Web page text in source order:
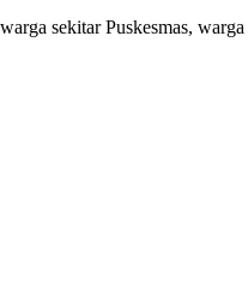
sekitar Puskesmas,